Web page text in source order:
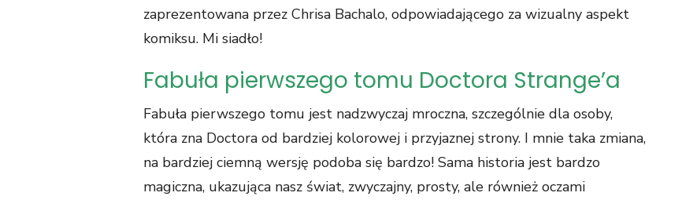
zaprezentowana przez Chrisa Bachalo, odpowiadającego za wizualny aspekt
komiksu. Mi siadło!
Fabuła pierwszego tomu Doctora Strange’a
Fabuła pierwszego tomu jest nadzwyczaj mroczna, szczególnie dla osoby,
która zna Doctora od bardziej kolorowej i przyjaznej strony. I mnie taka zmiana,
na bardziej ciemną wersję podoba się bardzo! Sama historia jest bardzo
magiczna, ukazująca nasz świat, zwyczajny, prosty, ale również oczami